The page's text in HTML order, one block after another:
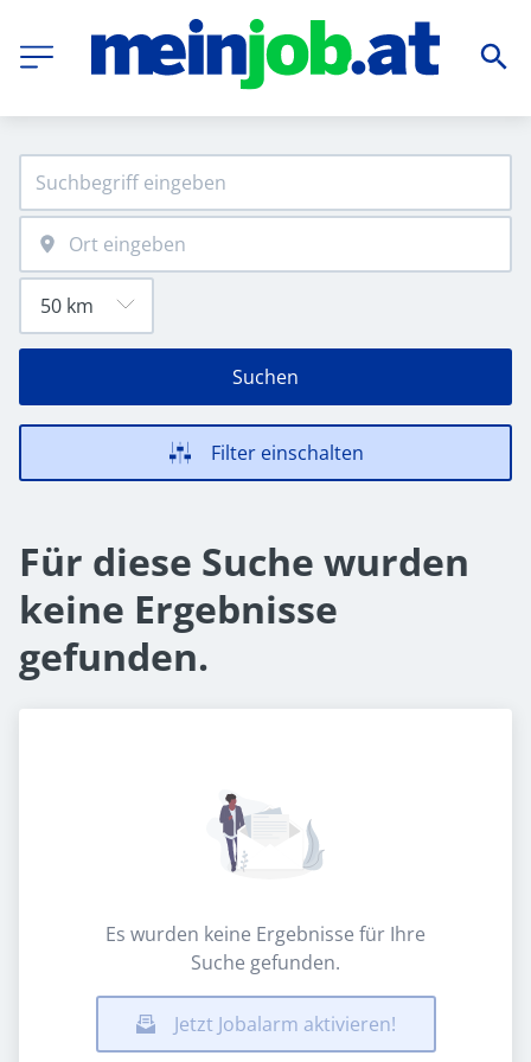
Suchen
Filter einschalten
Für diese Suche wurden
keine Ergebnisse
gefunden.
Es wurden keine Ergebnisse für Ihre
Suche gefunden.
Jetzt Jobalarm aktivieren!